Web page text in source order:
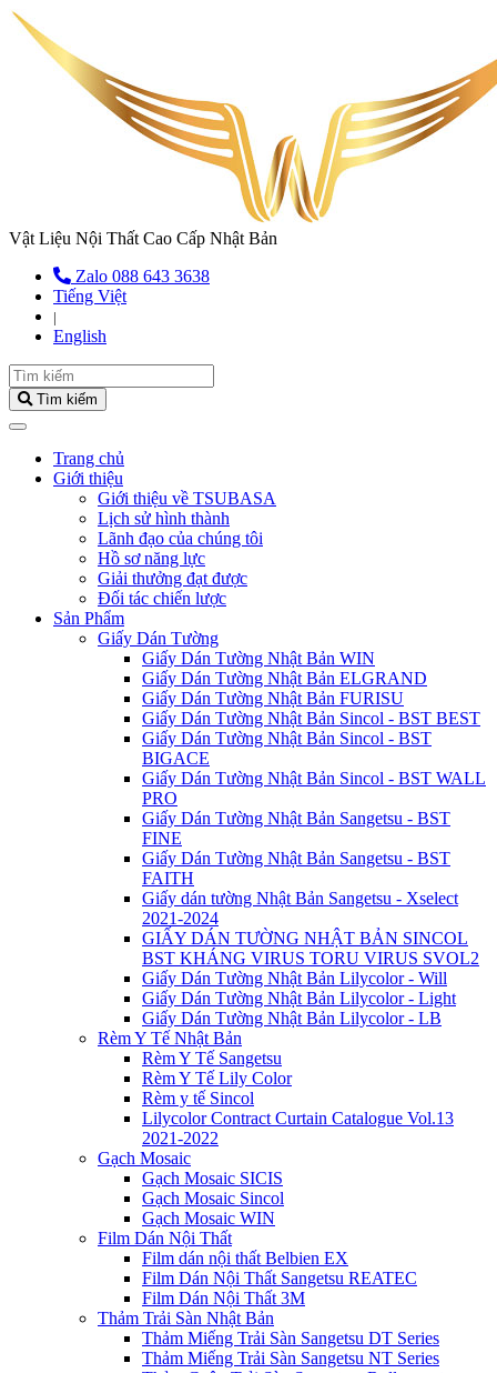
Vật Liệu Nội Thất Cao Cấp Nhật Bản
Zalo 088 643 3638
Tiếng Việt
|
English
Tìm kiếm
Trang chủ
Giới thiệu
Giới thiệu về TSUBASA
Lịch sử hình thành
Lãnh đạo của chúng tôi
Hồ sơ năng lực
Giải thưởng đạt được
Đối tác chiến lược
Sản Phẩm
Giấy Dán Tường
Giấy Dán Tường Nhật Bản WIN
Giấy Dán Tường Nhật Bản ELGRAND
Giấy Dán Tường Nhật Bản FURISU
Giấy Dán Tường Nhật Bản Sincol - BST BEST
Giấy Dán Tường Nhật Bản Sincol - BST
BIGACE
Giấy Dán Tường Nhật Bản Sincol - BST WALL
PRO
Giấy Dán Tường Nhật Bản Sangetsu - BST
FINE
Giấy Dán Tường Nhật Bản Sangetsu - BST
FAITH
Giấy dán tường Nhật Bản Sangetsu - Xselect
2021-2024
GIẤY DÁN TƯỜNG NHẬT BẢN SINCOL
BST KHÁNG VIRUS TORU VIRUS SVOL2
Giấy Dán Tường Nhật Bản Lilycolor - Will
Giấy Dán Tường Nhật Bản Lilycolor - Light
Giấy Dán Tường Nhật Bản Lilycolor - LB
Rèm Y Tế Nhật Bản
Rèm Y Tế Sangetsu
Rèm Y Tế Lily Color
Rèm y tế Sincol
Lilycolor Contract Curtain Catalogue Vol.13
2021-2022
Gạch Mosaic
Gạch Mosaic SICIS
Gạch Mosaic Sincol
Gạch Mosaic WIN
Film Dán Nội Thất
Film dán nội thất Belbien EX
Film Dán Nội Thất Sangetsu REATEC
Film Dán Nội Thất 3M
Thảm Trải Sàn Nhật Bản
Thảm Miếng Trải Sàn Sangetsu DT Series
Thảm Miếng Trải Sàn Sangetsu NT Series